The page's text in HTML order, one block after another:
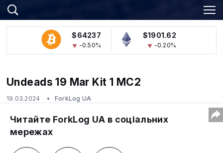
$64237
-0.50%
$1901.62
-0.20%
Undeads 19 Mar Kit 1 MC2
19.03.2024 ForkLog UA
Читайте ForkLog UA в соціальних
мережах